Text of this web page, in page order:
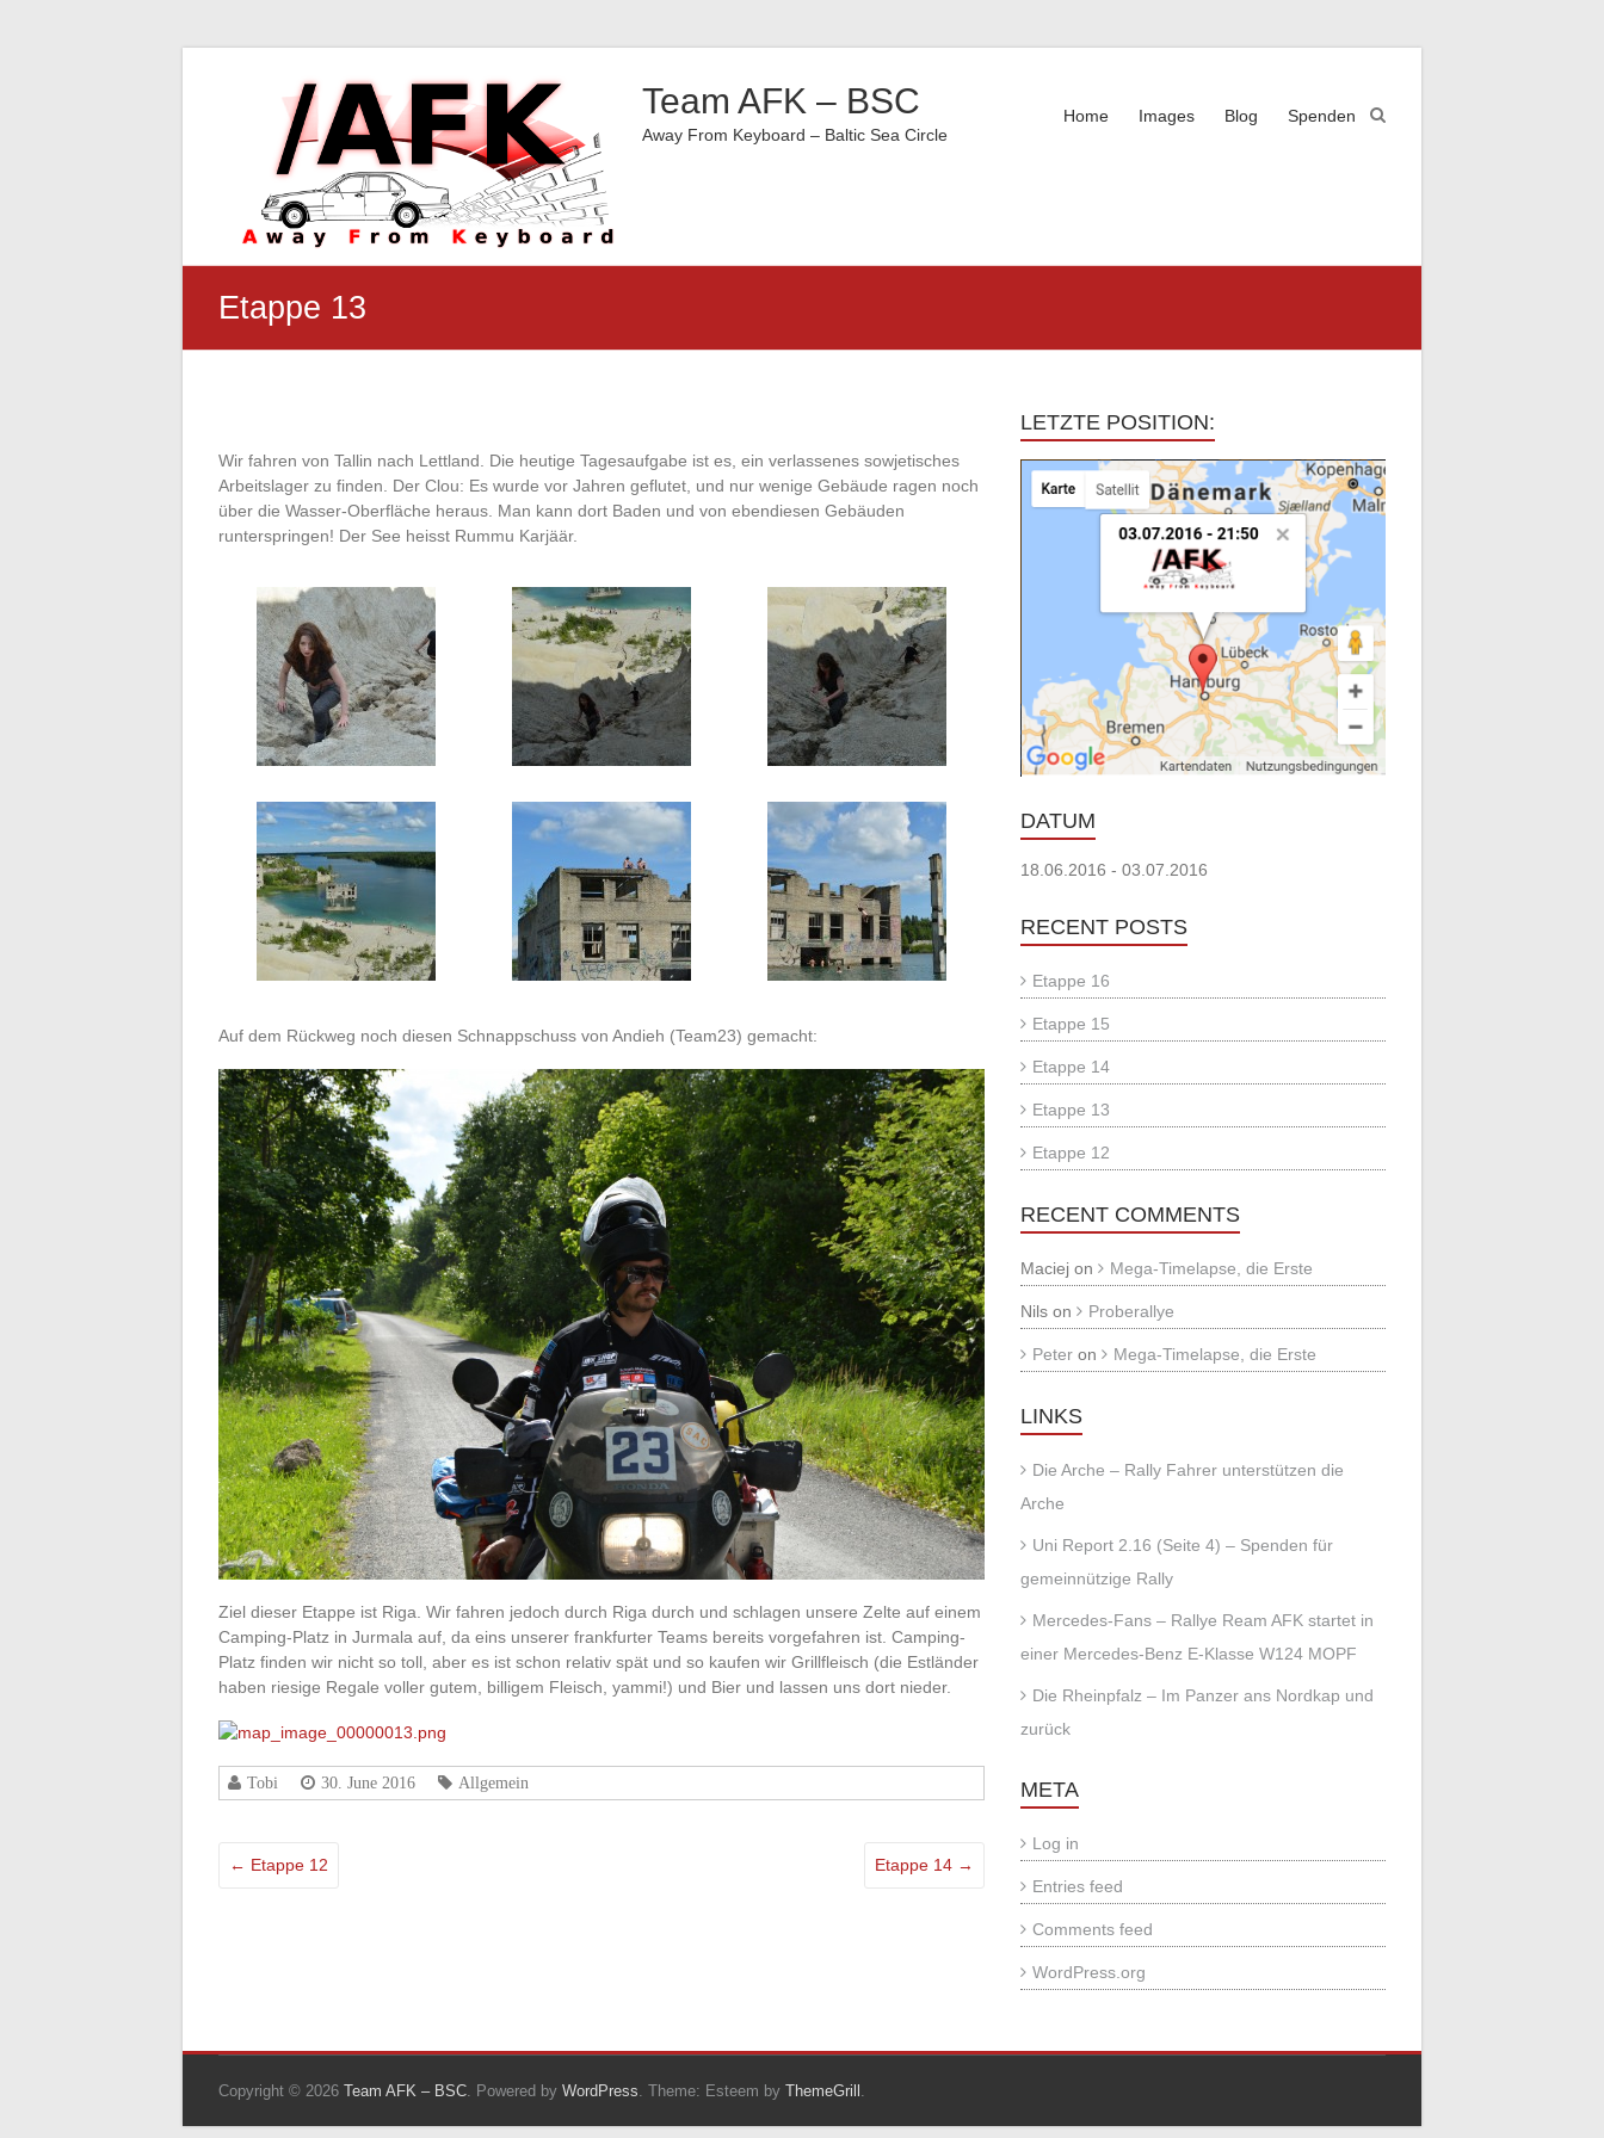
Team AFK – BSC
Away From Keyboard – Baltic Sea Circle
Home Images Blog Spenden
Etappe 13
Wir fahren von Tallin nach Lettland. Die heutige Tagesaufgabe ist es, ein verlassenes sowjetisches
Arbeitslager zu finden. Der Clou: Es wurde vor Jahren geflutet, und nur wenige Gebäude ragen noch
über die Wasser-Oberfläche heraus. Man kann dort Baden und von ebendiesen Gebäuden
runterspringen! Der See heisst Rummu Karjäär.
Auf dem Rückweg noch diesen Schnappschuss von Andieh (Team23) gemacht:
Ziel dieser Etappe ist Riga. Wir fahren jedoch durch Riga durch und schlagen unsere Zelte auf einem
Camping-Platz in Jurmala auf, da eins unserer frankfurter Teams bereits vorgefahren ist. Camping-
Platz finden wir nicht so toll, aber es ist schon relativ spät und so kaufen wir Grillfleisch (die Estländer
haben riesige Regale voller gutem, billigem Fleisch, yammi!) und Bier und lassen uns dort nieder.
Tobi 30. June 2016 Allgemein
← Etappe 12 Etappe 14 →
LETZTE POSITION:
DATUM
18.06.2016 - 03.07.2016
RECENT POSTS
Etappe 16
Etappe 15
Etappe 14
Etappe 13
Etappe 12
RECENT COMMENTS
Maciej on Mega-Timelapse, die Erste
Nils on Proberallye
Peter on Mega-Timelapse, die Erste
LINKS
Die Arche – Rally Fahrer unterstützen die
Arche
Uni Report 2.16 (Seite 4) – Spenden für
gemeinnützige Rally
Mercedes-Fans – Rallye Ream AFK startet in
einer Mercedes-Benz E-Klasse W124 MOPF
Die Rheinpfalz – Im Panzer ans Nordkap und
zurück
META
Log in
Entries feed
Comments feed
WordPress.org
Copyright © 2026 Team AFK – BSC . Powered by WordPress . Theme: Esteem by ThemeGrill